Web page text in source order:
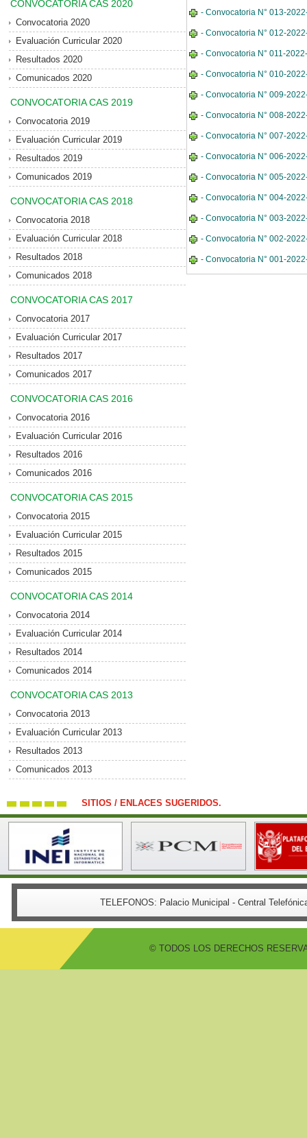
CONVOCATORIA CAS 2020
Convocatoria 2020
Evaluación Curricular 2020
Resultados 2020
Comunicados 2020
CONVOCATORIA CAS 2019
Convocatoria 2019
Evaluación Curricular 2019
Resultados 2019
Comunicados 2019
CONVOCATORIA CAS 2018
Convocatoria 2018
Evaluación Curricular 2018
Resultados 2018
Comunicados 2018
CONVOCATORIA CAS 2017
Convocatoria 2017
Evaluación Curricular 2017
Resultados 2017
Comunicados 2017
CONVOCATORIA CAS 2016
Convocatoria 2016
Evaluación Curricular 2016
Resultados 2016
Comunicados 2016
CONVOCATORIA CAS 2015
Convocatoria 2015
Evaluación Curricular 2015
Resultados 2015
Comunicados 2015
CONVOCATORIA CAS 2014
Convocatoria 2014
Evaluación Curricular 2014
Resultados 2014
Comunicados 2014
CONVOCATORIA CAS 2013
Convocatoria 2013
Evaluación Curricular 2013
Resultados 2013
Comunicados 2013
- Convocatoria N° 013-
- Convocatoria N° 012-
- Convocatoria N° 011-
- Convocatoria N° 010-
- Convocatoria N° 009-
- Convocatoria N° 008-
- Convocatoria N° 007-
- Convocatoria N° 006-
- Convocatoria N° 005-
- Convocatoria N° 004-
- Convocatoria N° 003-
- Convocatoria N° 002-
- Convocatoria N° 001-
SITIOS / ENLACES SUGERIDOS.
TELEFONOS: Palacio Municipal - Central
© TODOS LOS DERECHOS